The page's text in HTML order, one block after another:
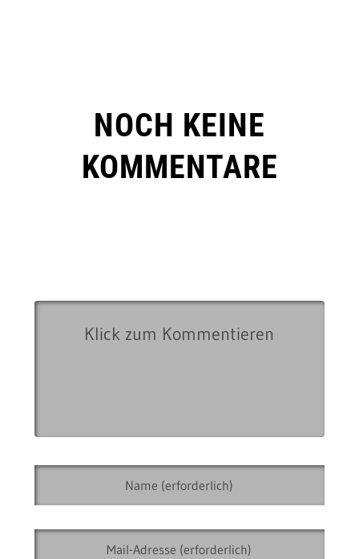
NOCH KEINE
KOMMENTARE